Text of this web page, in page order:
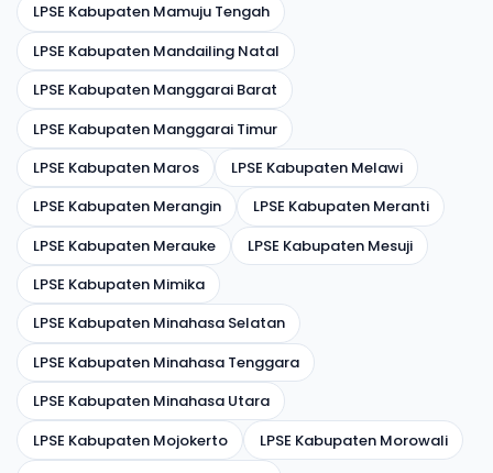
LPSE Kabupaten Mamuju Tengah
LPSE Kabupaten Mandailing Natal
LPSE Kabupaten Manggarai Barat
LPSE Kabupaten Manggarai Timur
LPSE Kabupaten Maros
LPSE Kabupaten Melawi
LPSE Kabupaten Merangin
LPSE Kabupaten Meranti
LPSE Kabupaten Merauke
LPSE Kabupaten Mesuji
LPSE Kabupaten Mimika
LPSE Kabupaten Minahasa Selatan
LPSE Kabupaten Minahasa Tenggara
LPSE Kabupaten Minahasa Utara
LPSE Kabupaten Mojokerto
LPSE Kabupaten Morowali